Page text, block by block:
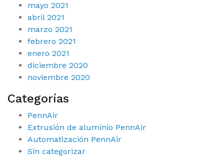
mayo 2021
abril 2021
marzo 2021
febrero 2021
enero 2021
diciembre 2020
noviembre 2020
Categorías
PennAir
Extrusión de aluminio PennAir
Automatización PennAir
Sin categorizar